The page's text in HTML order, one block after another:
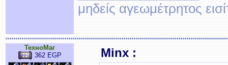
μηδείς αγεωμέτρητος
ТехноМаг
362 EGP
Minx :